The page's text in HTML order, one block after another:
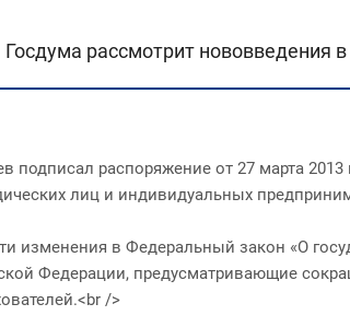
рассмотрит нововведения
распоряжение от 27 марта
лиц и индивидуальных
изменения в Федеральный закон «О
Федерации, предусматривающие
/>